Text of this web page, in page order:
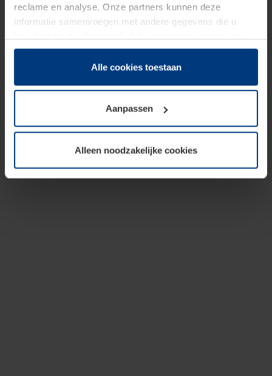
reclame en analyse. Onze partners kunnen deze
informatie samenvoegen met andere gegevens die u
hun diensten hebben verzameld.
Juridisch hebben wij het recht om cookies op uw
van deze pagina's absoluut vereist is. Voor alle andere
soorten cookies is uw toestemming benodigd. Uw
toestemming kunt u op elk moment bij de uitleg van de
wijzigen of herroepen.
Alle cookies toestaan
Aanpassen
Alleen noodzakelijke cookies